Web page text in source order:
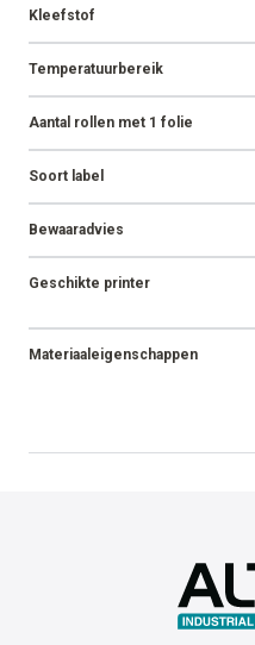
Kleefstof
Temperatuurbereik
Aantal rollen met 1 folie
Soort label
Bewaaradvies
Geschikte printer
Materiaaleigenschappen